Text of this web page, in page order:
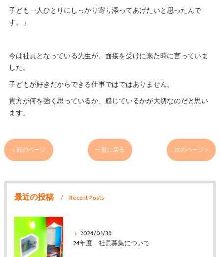
子ども一人ひとりにしっかり寄り添ってあげたいと思ったんで
す。」
今は社員となっている先生が、面接を受けに来た時に言っていま
した。
子どもが好きだからできる仕事ではではありません。
貴方が何を強く思っているか、感じているかが大切なのだと思い
ます。
< 前のページ 一覧に戻る 次のページ >
最近の投稿 Recent Posts
2024/01/30
24年度 社員募集について